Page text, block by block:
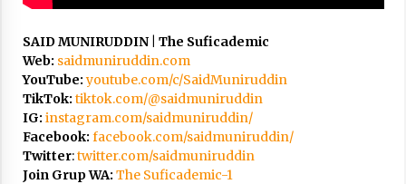
Takut Mati
3 months ago
Said Muniruddin Latih Mental dan Spiritual 80
Siswa YPHC
3 months ago
SAID MUNIRUDDIN | The Suficademic
Web: saidmuniruddin.com
YouTube:youtube.com/c/SaidMuniruddin
TikTok: tiktok.com/@saidmuniruddin
IG: instagram.com/saidmuniruddin/
Facebook: facebook.com/saidmuniruddin/
Twitter:twitter.com/saidmuniruddin
Join Grup WA: The Suficademic-1